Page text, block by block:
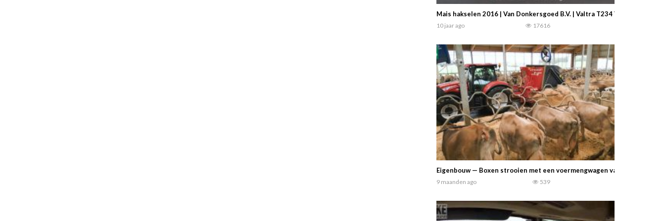
Mais hakselen 2016 | Van Donkersgoed B.V. | Valtra T234 Versu World
10 jaar ago 17616
Eigenbouw — Boxen strooien met een voermengwagen van Trioliet .…
9 maanden ago 539